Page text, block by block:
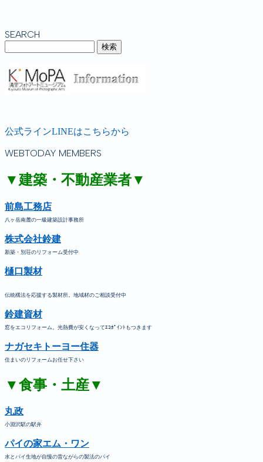
SEARCH
公式ラインLINEはこちらから
WEBTODAY MEMBERS
▼建築・不動産業者▼
前島工務店
八ヶ岳南麓の一級建築設計事務所
株式会社鈴建
新築・別荘のリフォーム受付中
樋口製材
伝統構法を応援する製材所。地域材のご相談受付中
鈴建資材
窓をエコリフォーム。光熱費が安くなってｴｺﾎﾟｲﾝﾄもつきます
ナガセキトーヨー住器
住まいのリフォームお任せ下さい
▼食事・土産▼
丸政
小淵沢駅の駅弁
パイの家エム・ワン
水とパイ生地が自慢の昔ながらの製法のパイ